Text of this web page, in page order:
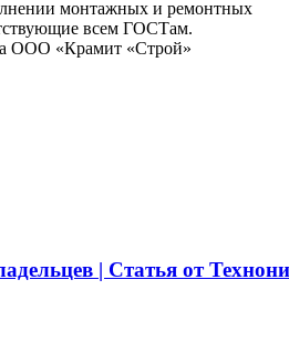
монтажных и ремонтных
всем ГОСТам.
ООО «Крамит «Строй»
| Статья от